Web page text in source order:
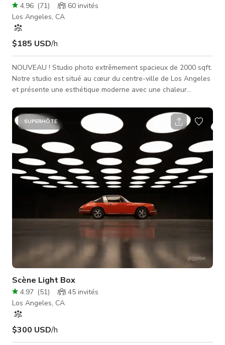
4.96 (71) 60 invités
Los Angeles, CA
$185 USD/h
NOUVEAU ! Studio photo extrêmement spacieux de 2000 sqft.
Notre studio est situé au cœur du centre-ville de Los Angeles
et présente une esthétique moderne avec une chaleur
gamme ainsi qu'une œuvre d'art unique en son genre. Il existe
d'innombrables façons de faire preuve de créativité et de
concrétiser votre vision ici. Notre studio comprend un
magnifique mur en arc et de grandes fenêtres qui offrent une
abondance de lumière
SUPERHÔTE
Scène Light Box
4.97 (51) 45 invités
Los Angeles, CA
$300 USD/h